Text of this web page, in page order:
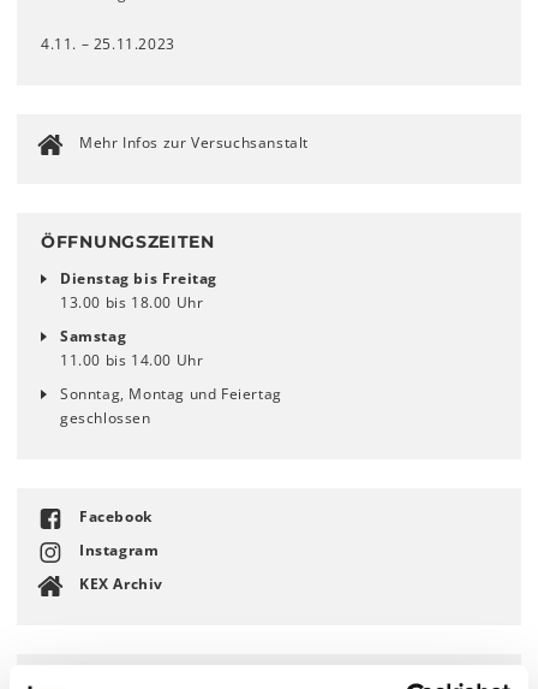
4.11. – 25.11.2023
Mehr Infos zur Versuchsanstalt
ÖFFNUNGSZEITEN
Dienstag bis Freitag
13.00 bis 18.00 Uhr
Samstag
11.00 bis 14.00 Uhr
Sonntag, Montag und Feiertag
geschlossen
Facebook
Instagram
KEX Archiv